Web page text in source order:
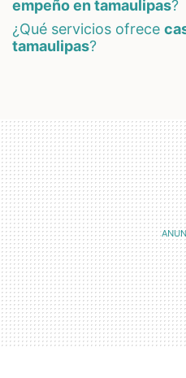
empeño en tamaulipas?
¿qué servicios ofrece
tamaulipas?